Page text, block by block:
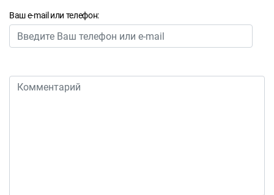
Ваш e-mail или телефон: